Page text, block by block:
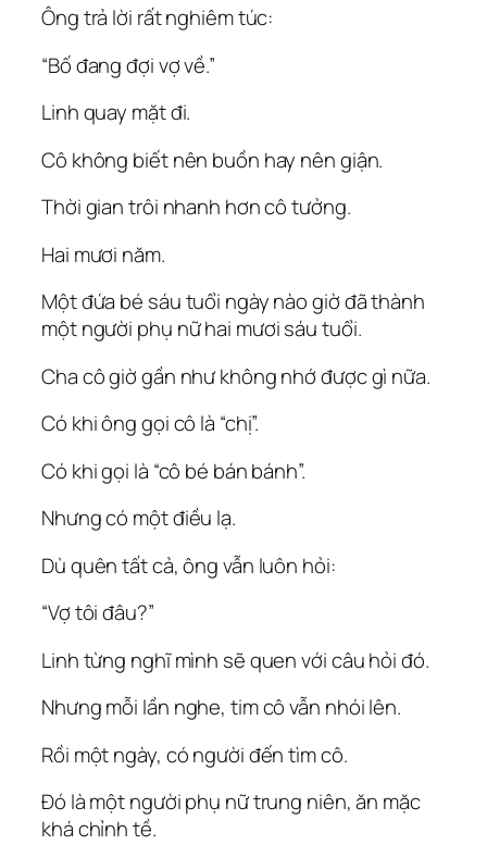
Ông trả lời rất nghiêm túc:
“Bố đang đợi vợ về.”
Linh quay mặt đi.
Cô không biết nên buồn hay nên giận.
Thời gian trôi nhanh hơn cô tưởng.
Hai mươi năm.
Một đứa bé sáu tuổi ngày nào giờ đã thành
một người phụ nữ hai mươi sáu tuổi.
Cha cô giờ gần như không nhớ được gì nữa.
Có khi ông gọi cô là “chị”.
Có khi gọi là “cô bé bán bánh”.
Nhưng có một điều lạ.
Dù quên tất cả, ông vẫn luôn hỏi:
“Vợ tôi đâu?”
Linh từng nghĩ mình sẽ quen với câu hỏi đó.
Nhưng mỗi lần nghe, tim cô vẫn nhói lên.
Rồi một ngày, có người đến tìm cô.
Đó là một người phụ nữ trung niên, ăn mặc
khá chỉnh tề.